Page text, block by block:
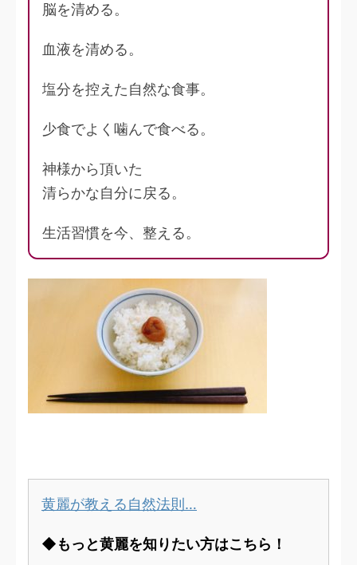
脳を清める。
血液を清める。
塩分を控えた自然な食事。
少食でよく噛んで食べる。
神様から頂いた
清らかな自分に戻る。
生活習慣を今、整える。
黄麗が教える自然法則…
◆もっと黄麗を知りたい方はこちら！